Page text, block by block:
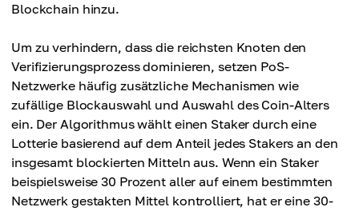
Blockchain hinzu.
Um zu verhindern, dass die reichsten Knoten den
Verifizierungsprozess dominieren, setzen PoS-
Netzwerke häufig zusätzliche Mechanismen wie
zufällige Blockauswahl und Auswahl des Coin-Alters
ein. Der Algorithmus wählt einen Staker durch eine
Lotterie basierend auf dem Anteil jedes Stakers an den
insgesamt blockierten Mitteln aus. Wenn ein Staker
beispielsweise 30 Prozent aller auf einem bestimmten
Netzwerk gestakten Mittel kontrolliert, hat er eine 30-